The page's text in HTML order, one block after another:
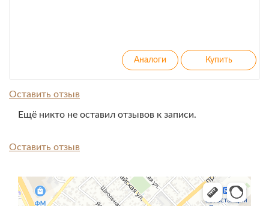
Оставить отзыв
Ещё никто не оставил отзывов к записи.
Оставить отзыв